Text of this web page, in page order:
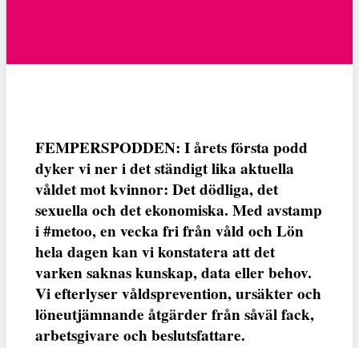
FEMPERSPODDEN: I årets första podd
dyker vi ner i det ständigt lika aktuella
våldet mot kvinnor: Det dödliga, det
sexuella och det ekonomiska. Med avstamp
i #metoo, en vecka fri från våld och Lön
hela dagen kan vi konstatera att det
varken saknas kunskap, data eller behov.
Vi efterlyser våldsprevention, ursäkter och
löneutjämnande åtgärder från såväl fack,
arbetsgivare och beslutsfattare.